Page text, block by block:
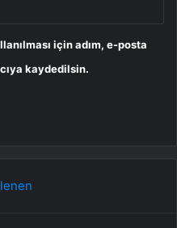
için adım, e-posta
kaydedilsin.